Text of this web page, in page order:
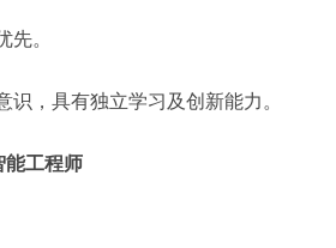
先。
识，具有独立学习及创新能力。
能工程师